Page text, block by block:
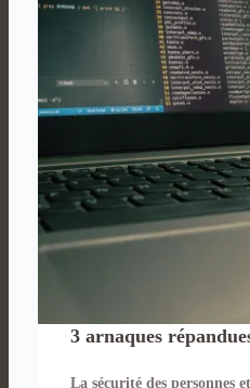
3 arnaques
La sécurité des personnes